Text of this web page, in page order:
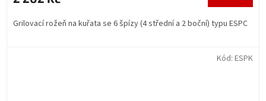
Grilovací rožeň na kuřata se 6 špízy (4 střední a 2 boční) typu ESPC
Kód: ESPK